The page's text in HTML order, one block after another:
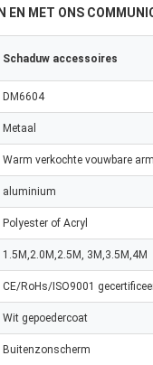
MET ONS
Schaduw accessoires
DM6604
Metaal
Warm verkochte vouwbare
aluminium
Polyester of Acryl
1.5M,2.0M,2.5M, 3M,3.5M,4M
CE/RoHs/ISO9001
Wit gepoedercoat
Buitenzonscherm